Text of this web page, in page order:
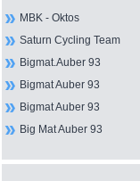
MBK - Oktos
Saturn Cycling Team
Bigmat.Auber 93
Bigmat Auber 93
Bigmat Auber 93
Big Mat Auber 93